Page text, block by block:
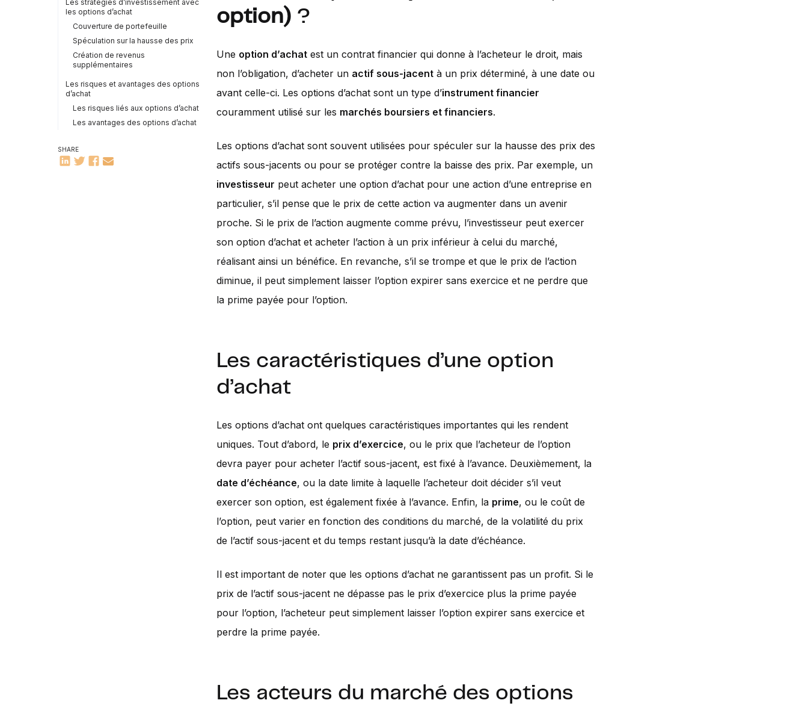
Les stratégies d’investissement avec
les options d’achat
Couverture de portefeuille
Spéculation sur la hausse des prix
Création de revenus
supplémentaires
Les risques et avantages des options
d’achat
Les risques liés aux options d’achat
Les avantages des options d’achat
SHARE
option) ?
Une option d’achat est un contrat financier qui donne à l’acheteur le droit, mais
non l’obligation, d’acheter un actif sous-jacent à un prix déterminé, à une date ou
avant celle-ci. Les options d’achat sont un type d’instrument financier
couramment utilisé sur les marchés boursiers et financiers.
Les options d’achat sont souvent utilisées pour spéculer sur la hausse des prix des
actifs sous-jacents ou pour se protéger contre la baisse des prix. Par exemple, un
investisseur peut acheter une option d’achat pour une action d’une entreprise en
particulier, s’il pense que le prix de cette action va augmenter dans un avenir
proche. Si le prix de l’action augmente comme prévu, l’investisseur peut exercer
son option d’achat et acheter l’action à un prix inférieur à celui du marché,
réalisant ainsi un bénéfice. En revanche, s’il se trompe et que le prix de l’action
diminue, il peut simplement laisser l’option expirer sans exercice et ne perdre que
la prime payée pour l’option.
Les caractéristiques d’une option
d’achat
Les options d’achat ont quelques caractéristiques importantes qui les rendent
uniques. Tout d’abord, le prix d’exercice, ou le prix que l’acheteur de l’option
devra payer pour acheter l’actif sous-jacent, est fixé à l’avance. Deuxièmement, la
date d’échéance, ou la date limite à laquelle l’acheteur doit décider s’il veut
exercer son option, est également fixée à l’avance. Enfin, la prime, ou le coût de
l’option, peut varier en fonction des conditions du marché, de la volatilité du prix
de l’actif sous-jacent et du temps restant jusqu’à la date d’échéance.
Il est important de noter que les options d’achat ne garantissent pas un profit. Si le
prix de l’actif sous-jacent ne dépasse pas le prix d’exercice plus la prime payée
pour l’option, l’acheteur peut simplement laisser l’option expirer sans exercice et
perdre la prime payée.
Les acteurs du marché des options